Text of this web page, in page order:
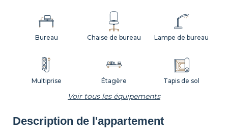
Lampe de bureau
Corbeille à papier
Multiprise
Décorations
Bureau
Étagère Tapis de sol
Chaise de bureau
Voir tous les équipements
Description de l'appartement